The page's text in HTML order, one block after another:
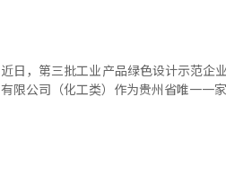
近日，第三批工业产品绿色设计示范企
有限公司（化工类）作为贵州省唯一一